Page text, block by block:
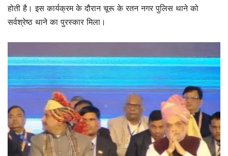
होती है। इस कार्यक्रम के दौरान चूरू के रतन नगर पुलिस थाने को
सर्वश्रेष्ठ थाने का पुरस्कार मिला।